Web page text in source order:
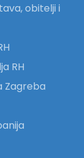
obitelji i
RH
Zagreba